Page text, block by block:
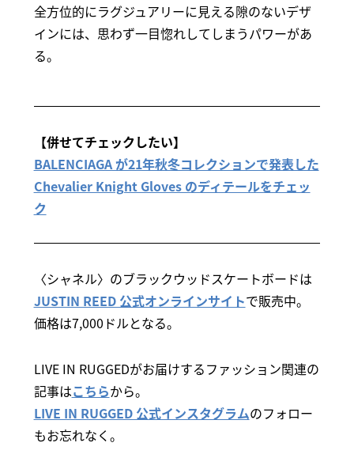
全方位的にラグジュアリーに見える隙のないデザ
インには、思わず一目惚れしてしまうパワーがあ
る。
【併せてチェックしたい】
BALENCIAGA が21年秋冬コレクションで発表した
Chevalier Knight Gloves のディテールをチェッ
ク
〈シャネル〉のブラックウッドスケートボードは
JUSTIN REED 公式オンラインサイトで販売中。
価格は7,000ドルとなる。
LIVE IN RUGGEDがお届けするファッション関連の
記事はこちらから。
LIVE IN RUGGED 公式インスタグラムのフォロー
もお忘れなく。